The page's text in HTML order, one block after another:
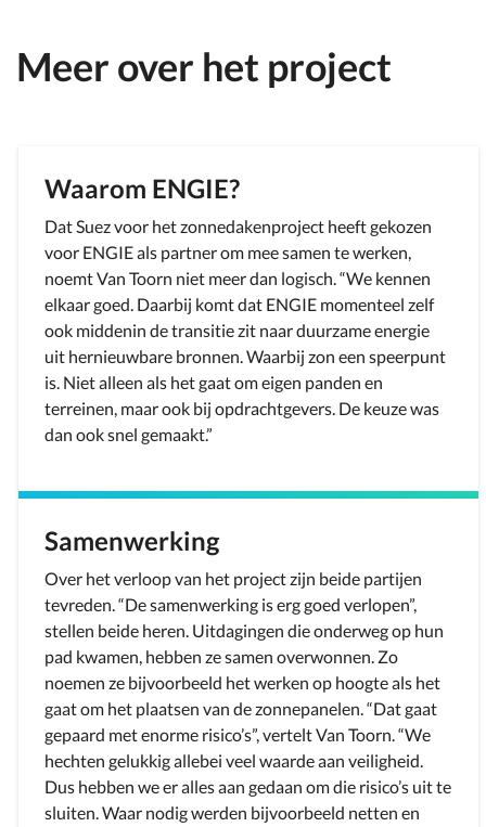
Meer over het project
Waarom ENGIE?
Dat Suez voor het zonnedakenproject heeft gekozen
voor ENGIE als partner om mee samen te werken,
noemt Van Toorn niet meer dan logisch. “We kennen
elkaar goed. Daarbij komt dat ENGIE momenteel zelf
ook middenin de transitie zit naar duurzame energie
uit hernieuwbare bronnen. Waarbij zon een speerpunt
is. Niet alleen als het gaat om eigen panden en
terreinen, maar ook bij opdrachtgevers. De keuze was
dan ook snel gemaakt.”
Samenwerking
Over het verloop van het project zijn beide partijen
tevreden. “De samenwerking is erg goed verlopen”,
stellen beide heren. Uitdagingen die onderweg op hun
pad kwamen, hebben ze samen overwonnen. Zo
noemen ze bijvoorbeeld het werken op hoogte als het
gaat om het plaatsen van de zonnepanelen. “Dat gaat
gepaard met enorme risico’s”, vertelt Van Toorn. “We
hechten gelukkig allebei veel waarde aan veiligheid.
Dus hebben we er alles aan gedaan om die risico’s uit te
sluiten. Waar nodig werden bijvoorbeeld netten en